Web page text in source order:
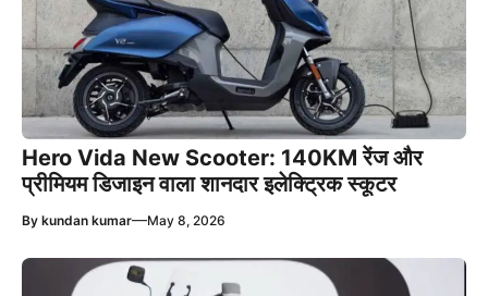
Hero Vida New Scooter: 140KM रेंज और
प्रीमियम डिजाइन वाला शानदार इलेक्ट्रिक स्कूटर
By kundan kumar—May 8, 2026